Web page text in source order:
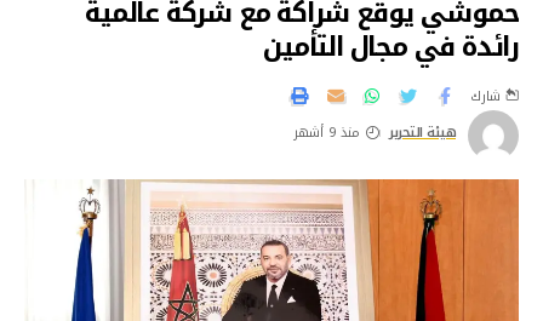
حموشي يوقع شراكة مع شركة عالمية
رائدة في مجال التأمين
هيئة التحرير منذ 9 أشهر
شارك